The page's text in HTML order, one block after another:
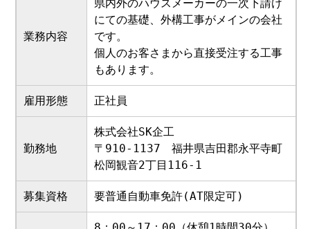
業務内容
県内外のハウスメーカーの一次下請け
にての基礎、外構工事がメインの会社
です。
個人のお客さまから直接受注する工事
もあります。
雇用形態 正社員
勤務地
株式会社SK企工
〒910-1137 福井県吉田郡永平寺町
松岡観音2丁目116-1
募集資格 要普通自動車免許(AT限定可)